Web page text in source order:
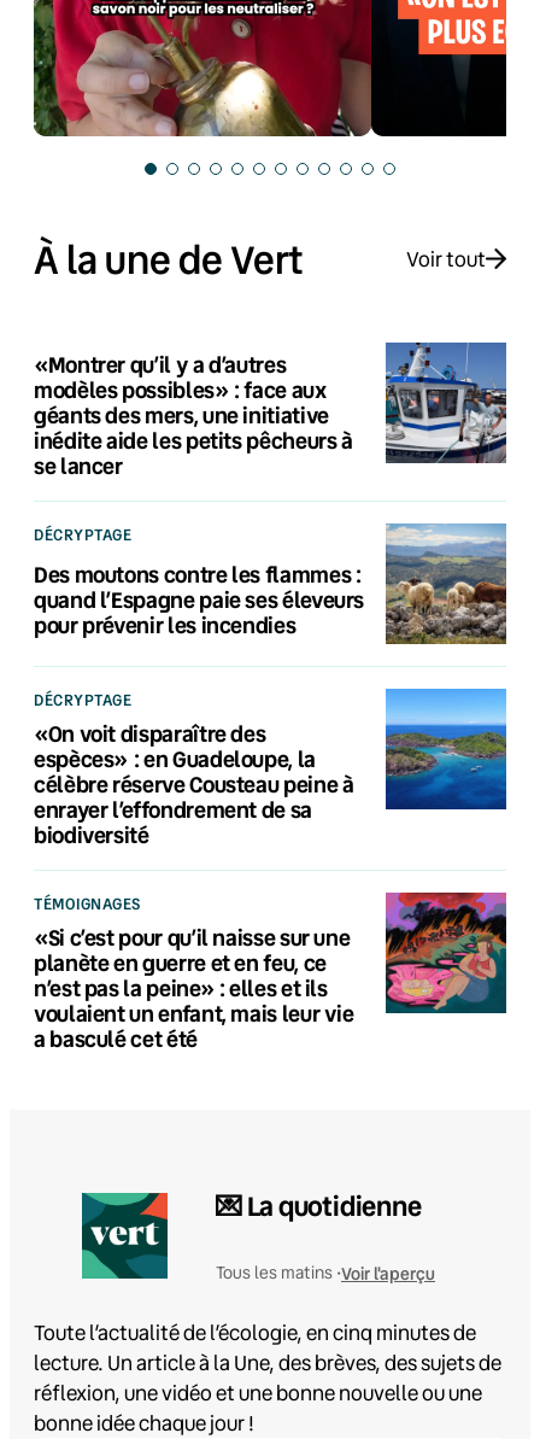
À la une de Vert Voir tout
«Montrer qu’il y a d’autres
modèles possibles» : face aux
géants des mers, une initiative
inédite aide les petits pêcheurs à
se lancer
DÉCRYPTAGE
Des moutons contre les flammes :
quand l’Espagne paie ses éleveurs
pour prévenir les incendies
DÉCRYPTAGE
«On voit disparaître des
espèces» : en Guadeloupe, la
célèbre réserve Cousteau peine à
enrayer l’effondrement de sa
biodiversité
TÉMOIGNAGES
«Si c’est pour qu’il naisse sur une
planète en guerre et en feu, ce
n’est pas la peine» : elles et ils
voulaient un enfant, mais leur vie
a basculé cet été
💌 La quotidienne
Tous les matins •Voir l'aperçu
Toute l’actualité de l’écologie, en cinq minutes de
lecture. Un article à la Une, des brèves, des sujets de
réflexion, une vidéo et une bonne nouvelle ou une
bonne idée chaque jour !